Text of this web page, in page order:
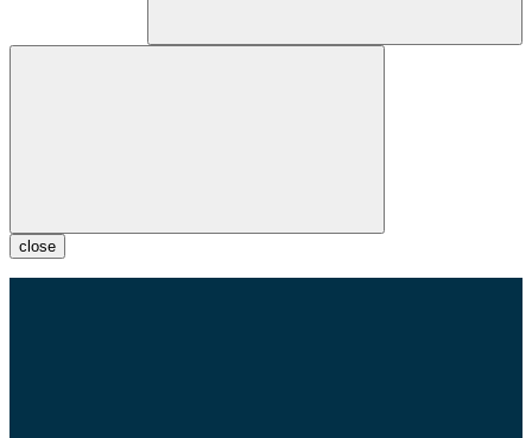
close